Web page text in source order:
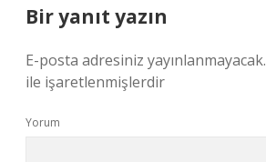
Bir yanıt yazın
E-posta adresiniz yayınlanmayacak.
ile işaretlenmişlerdir
Yorum